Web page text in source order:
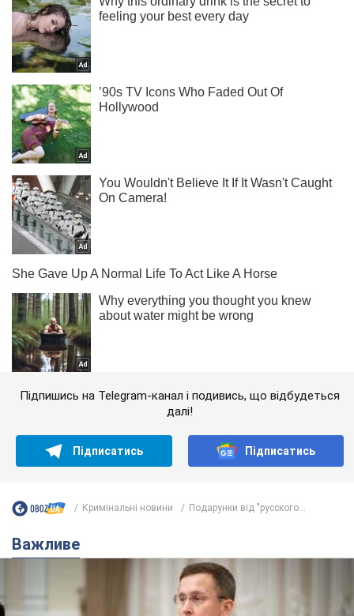
Підпишись на Telegram-канал і подивись, що відбудеться
далі!
Підписатись Підписатись
Кримінальні новини Подарунки від "русского...
Важливе